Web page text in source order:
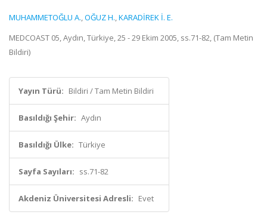
MUHAMMETOĞLU A.,OĞUZ H.,KARADİREK İ. E.
MEDCOAST 05, Aydın, Türkiye, 25 - 29 Ekim 2005, ss.71-82, (Tam Metin
Bildiri)
Yayın Türü: Bildiri / Tam Metin Bildiri
Basıldığı Şehir: Aydın
Basıldığı Ülke: Türkiye
Sayfa Sayıları: ss.71-82
Akdeniz Üniversitesi Adresli: Evet